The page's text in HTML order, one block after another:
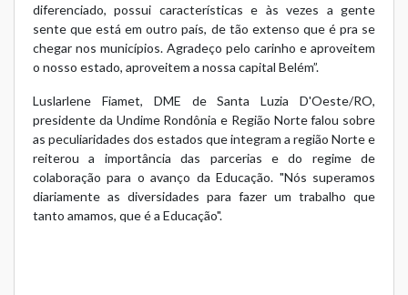
diferenciado, possui características e às vezes a gente
sente que está em outro país, de tão extenso que é pra se
chegar nos municípios. Agradeço pelo carinho e aproveitem
o nosso estado, aproveitem a nossa capital Belém”.
Luslarlene Fiamet, DME de Santa Luzia D'Oeste/RO,
presidente da Undime Rondônia e Região Norte falou sobre
as peculiaridades dos estados que integram a região Norte e
reiterou a importância das parcerias e do regime de
colaboração para o avanço da Educação. "Nós superamos
diariamente as diversidades para fazer um trabalho que
tanto amamos, que é a Educação".